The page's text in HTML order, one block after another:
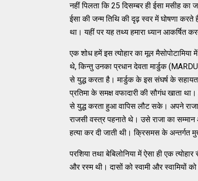
नहीं पिलता कि 25 दिसम्बर ही ईसा मसीह
ईसा की जन्म तिथि की दृढ़ स्वर में घोषणा करते
था। यहीं पर यह तथ्य हमारा ध्यान आकर्षित
एक शोध हमें इस त्योहार का मूल
थे, किन्तु उनका प्रधान देवता मार्डुक
से युद्ध करता है। मार्डुक के इस संघर्ष के
प्रतिमा के समक्ष वफादारी की सौगंध खाता
से युद्ध करता हुआ वापिस लौट सके। अपने
राजसी वस्त्र पहनाते थे। उसे राजा का
हत्या कर दी जाती थी। क्रिसमस के अन्तर्गत
परशिया तथा बेबिलोनिया में ऐसा ही एक
और रस्म थी। दासों को स्वामी और स्वामियों को